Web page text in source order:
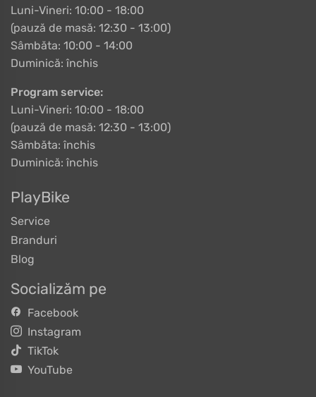
Luni-Vineri: 10:00 - 18:00
(pauză de masă: 12:30 - 13:00)
Sâmbăta: 10:00 - 14:00
Duminică: închis
Program service:
Luni-Vineri: 10:00 - 18:00
(pauză de masă: 12:30 - 13:00)
Sâmbăta: închis
Duminică: închis
PlayBike
Service
Branduri
Blog
Socializăm pe
Facebook
Instagram
TikTok
YouTube